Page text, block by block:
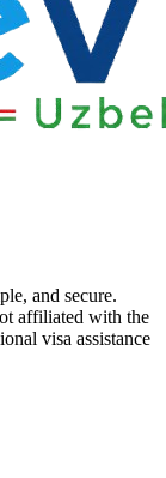
and secure.
affiliated with the
visa assistance